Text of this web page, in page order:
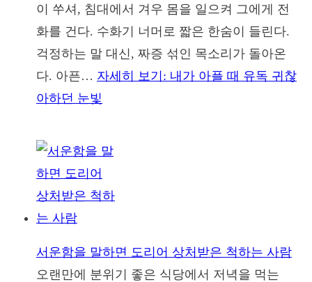
이 쑤셔, 침대에서 겨우 몸을 일으켜 그에게 전
화를 건다. 수화기 너머로 짧은 한숨이 들린다.
걱정하는 말 대신, 짜증 섞인 목소리가 돌아온
다. 아픈… 자세히 보기 : 내가 아플 때 유독 귀찮
아하던 눈빛
서운함을 말하면 도리어 상처받은 척하는 사람
오랜만에 분위기 좋은 식당에서 저녁을 먹는